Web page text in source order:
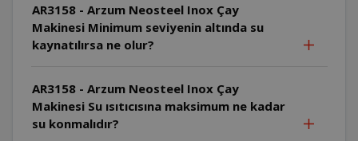
AR3158 - Arzum Neosteel Inox Çay
Makinesi Minimum seviyenin altında su
kaynatılırsa ne olur?
AR3158 - Arzum Neosteel Inox Çay
Makinesi Su ısıtıcısına maksimum ne kadar
su konmalıdır?